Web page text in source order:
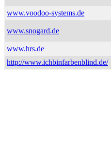
www.voodoo-systems.de
www.snogard.de
www.hrs.de
http://www.ichbinfarbenblind.de/